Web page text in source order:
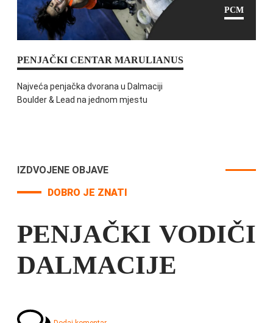
PCM
PENJAČKI CENTAR MARULIANUS
Najveća penjačka dvorana u Dalmaciji
Boulder & Lead na jednom mjestu
IZDVOJENE OBJAVE
DOBRO JE ZNATI
PENJAČKI VODIČI
DALMACIJE